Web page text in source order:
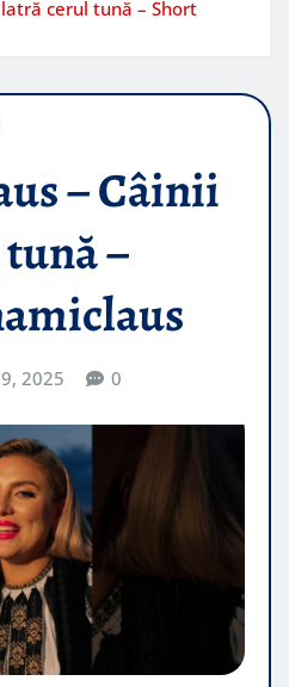
cerul tună – Short
– Câinii
–
2025 0